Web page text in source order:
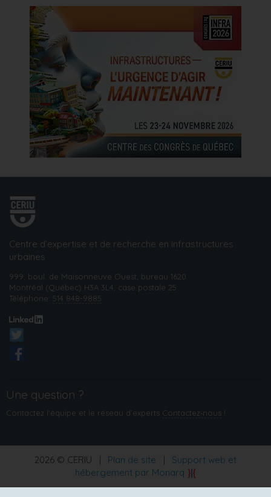
Centre d’expertise et de recherche en infrastructures
urbaines
999, boul. de Maisonneuve Ouest, bureau 1620
Montréal (Québec) H3A 3L4, case postale 25
Téléphone: 514 848-9885
Une question ?
Contactez l'équipe et le réseau d’experts Contactez‑nous !
2026 © CERIU | Plan de site |
Support web et
hébergement par Monarq